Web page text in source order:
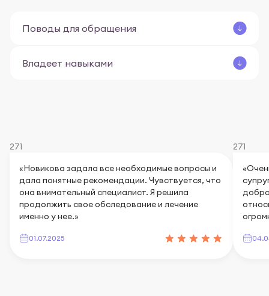
Поводы для обращения
Владеет навыками
271
«Новикова задала все необходимые вопросы и
дала понятные рекомендации. Чувствуется, что
она внимательный специалист. Я решила
продолжить свое обследование и лечение
именно у нее.»
01.07.2025
271